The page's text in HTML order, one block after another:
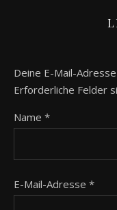
Deine E-Mail-
Erforderliche Felder
Name *
E-Mail-Adresse *